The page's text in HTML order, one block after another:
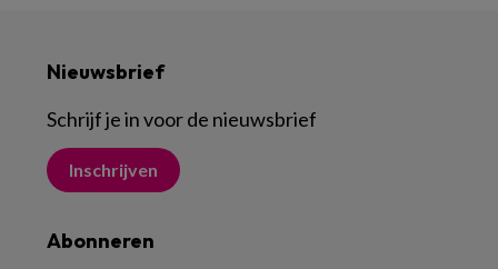
Nieuwsbrief
Schrijf je in voor de nieuwsbrief
Inschrijven
Abonneren